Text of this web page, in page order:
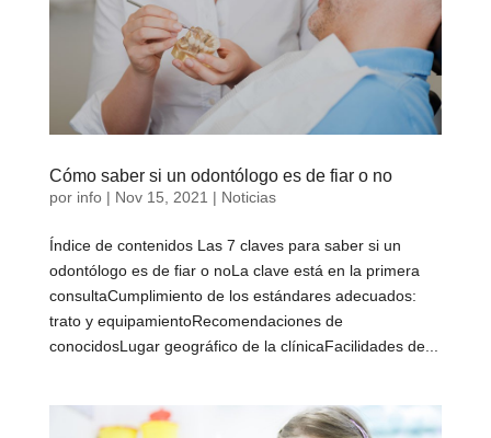
Cómo saber si un odontólogo es de fiar o no
por info| Nov 15, 2021 | Noticias
Índice de contenidos Las 7 claves para saber si un
odontólogo es de fiar o noLa clave está en la primera
consultaCumplimiento de los estándares adecuados:
trato y equipamientoRecomendaciones de
conocidosLugar geográfico de la clínicaFacilidades de...